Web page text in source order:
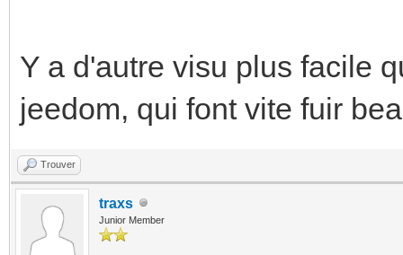
Y a d'autre visu plus facile
jeedom, qui font vite fuir
Trouver
traxs
Junior Member